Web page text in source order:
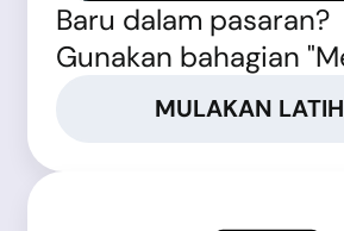
Baru dalam pasaran?
Gunakan bahagian
MULAKAN